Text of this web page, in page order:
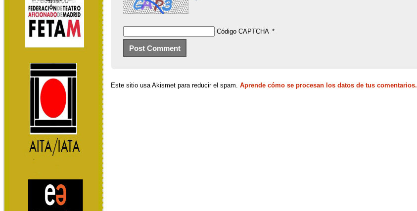
Código CAPTCHA *
Este sitio usa Akismet para reducir el spam. Aprende cómo se procesan los datos de tus comentarios.